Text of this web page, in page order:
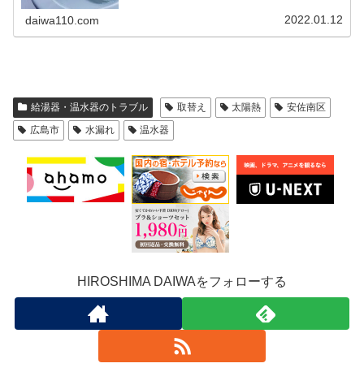
daiwa110.com 2022.01.12
給湯器・温水器のトラブル 取替え 太陽熱
安佐南区
広島市
水漏れ 温水器
HIROSHIMA DAIWAをフォローする